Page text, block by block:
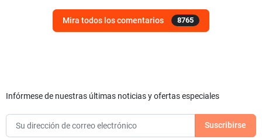
Mira todos los comentarios 8765
Infórmese de nuestras últimas noticias y ofertas especiales